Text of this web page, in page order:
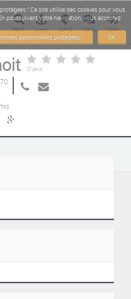
RECH. PORTS CARTE COMM. CONN.
0 avis
! Ce site utilise des cookies pour vous
poursuivant votre navigation, vous acceptez
OK
personnelles protégées !